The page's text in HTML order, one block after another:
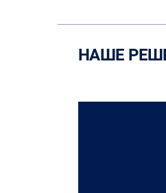
НАШЕ